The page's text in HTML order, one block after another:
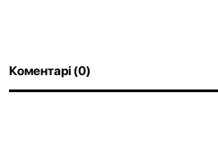
Коментарі (0)